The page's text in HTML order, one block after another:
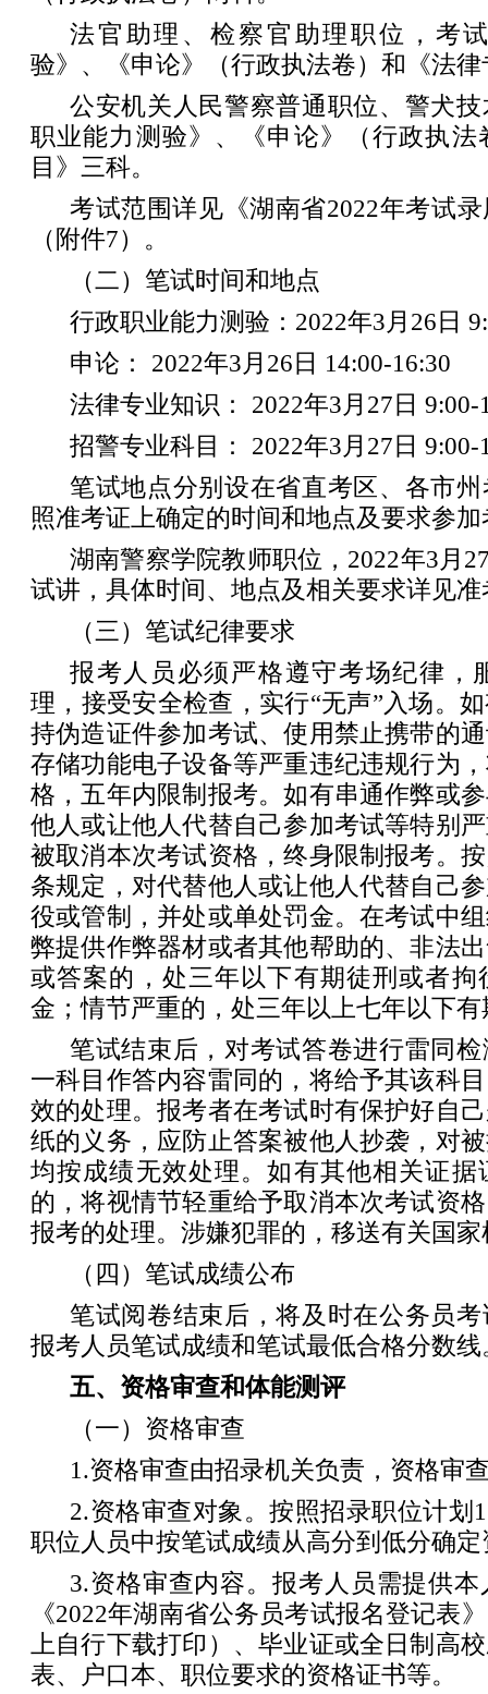
法官助理、检察官助理职位，考
验》、《申论》（行政执法卷）和《法
公安机关人民警察普通职位、警犬
职业能力测验》、《申论》（行政执法
目》三科。
考试范围详见《湖南省2022年考试
（附件7）。
（二）笔试时间和地点
行政职业能力测验：2022年3月26日
申论： 2022年3月26日 14:00-16:30
法律专业知识： 2022年3月27日 9:00-
招警专业科目： 2022年3月27日 9:00-
笔试地点分别设在省直考区、各市
照准考证上确定的时间和地点及要求参
湖南警察学院教师职位，2022年3月
试讲，具体时间、地点及相关要求详见准
（三）笔试纪律要求
报考人员必须严格遵守考场纪律，
理，接受安全检查，实行“无声”入场。
持伪造证件参加考试、使用禁止携带的
存储功能电子设备等严重违纪违规行为
格，五年内限制报考。如有串通作弊或
他人或让他人代替自己参加考试等特别
被取消本次考试资格，终身限制报考。
条规定，对代替他人或让他人代替自己
役或管制，并处或单处罚金。在考试中
弊提供作弊器材或者其他帮助的、非法
或答案的，处三年以下有期徒刑或者拘
金；情节严重的，处三年以上七年以下
笔试结束后，对考试答卷进行雷同
一科目作答内容雷同的，将给予其该科
效的处理。报考者在考试时有保护好自
纸的义务，应防止答案被他人抄袭，对
均按成绩无效处理。如有其他相关证据
的，将视情节轻重给予取消本次考试资
报考的处理。涉嫌犯罪的，移送有关国
（四）笔试成绩公布
笔试阅卷结束后，将及时在公务员
报考人员笔试成绩和笔试最低合格分数线
五、资格审查和体能测评
（一）资格审查
1.资格审查由招录机关负责，资格审
2.资格审查对象。按照招录职位计划
职位人员中按笔试成绩从高分到低分确
3.资格审查内容。报考人员需提供
《2022年湖南省公务员考试报名登记表
上自行下载打印）、毕业证或全日制高
表、户口本、职位要求的资格证书等。